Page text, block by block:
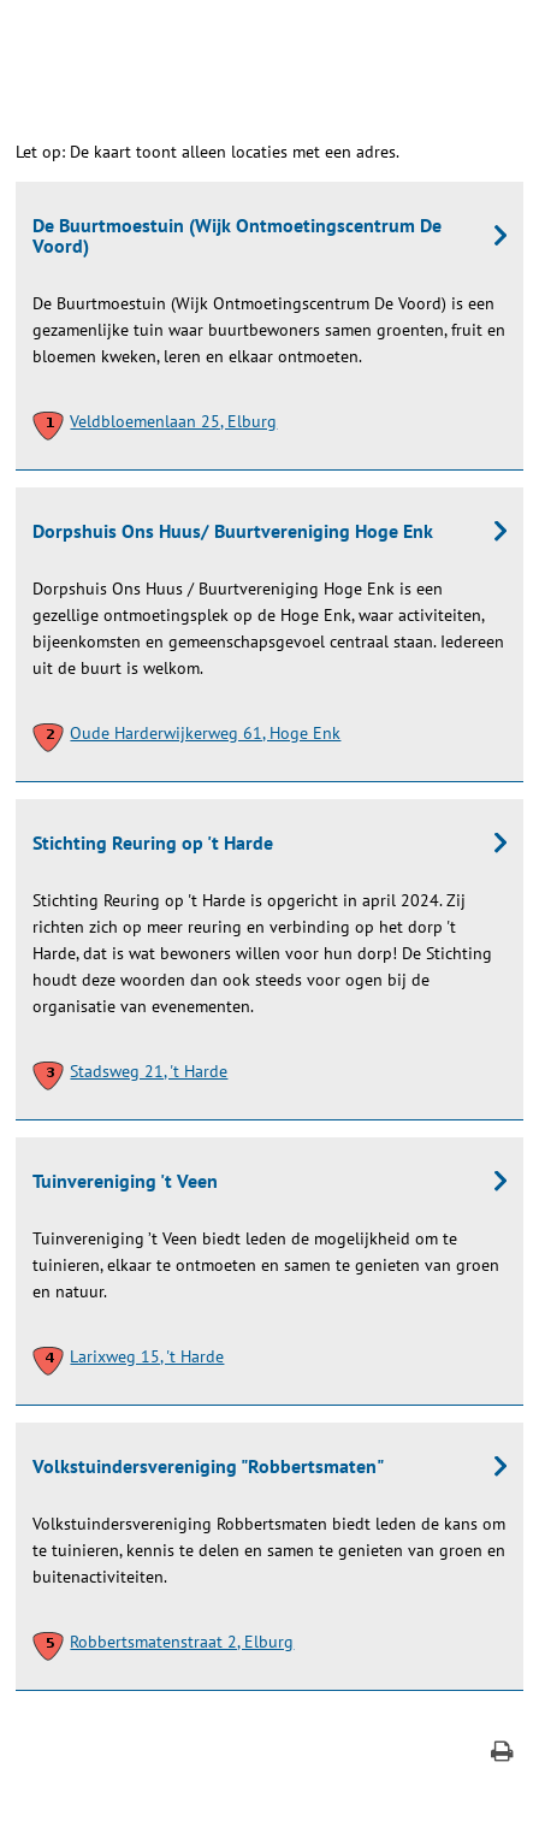
Let op: De kaart toont alleen locaties met een adres.
De Buurtmoestuin (Wijk Ontmoetingscentrum De
Voord)
De Buurtmoestuin (Wijk Ontmoetingscentrum De Voord) is een
gezamenlijke tuin waar buurtbewoners samen groenten, fruit en
bloemen kweken, leren en elkaar ontmoeten.
Veldbloemenlaan 25, Elburg
Dorpshuis Ons Huus/ Buurtvereniging Hoge Enk
Dorpshuis Ons Huus / Buurtvereniging Hoge Enk is een
gezellige ontmoetingsplek op de Hoge Enk, waar activiteiten,
bijeenkomsten en gemeenschapsgevoel centraal staan. Iedereen
uit de buurt is welkom.
Oude Harderwijkerweg 61, Hoge Enk
Stichting Reuring op 't Harde
Stichting Reuring op 't Harde is opgericht in april 2024. Zij
richten zich op meer reuring en verbinding op het dorp 't
Harde, dat is wat bewoners willen voor hun dorp! De Stichting
houdt deze woorden dan ook steeds voor ogen bij de
organisatie van evenementen.
Stadsweg 21, 't Harde
Tuinvereniging 't Veen
Tuinvereniging ’t Veen biedt leden de mogelijkheid om te
tuinieren, elkaar te ontmoeten en samen te genieten van groen
en natuur.
Larixweg 15, 't Harde
Volkstuindersvereniging "Robbertsmaten"
Volkstuindersvereniging Robbertsmaten biedt leden de kans om
te tuinieren, kennis te delen en samen te genieten van groen en
buitenactiviteiten.
Robbertsmatenstraat 2, Elburg